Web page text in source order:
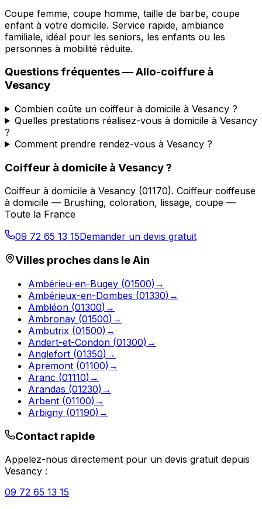
Coupe femme, coupe homme, taille de barbe, coupe
enfant à votre domicile. Service rapide, ambiance
familiale, idéal pour les seniors, les enfants ou les
personnes à mobilité réduite.
Questions fréquentes —Allo-coiffure à
Vesancy
Combien coûte un coiffeur à domicile à Vesancy ?
Quelles prestations réalisez-vous à domicile à Vesancy
?
Comment prendre rendez-vous à Vesancy ?
Coiffeur à domicile à Vesancy?
Coiffeur à domicile à Vesancy (01170). Coiffeur coiffeuse
à domicile — Brushing, coloration, lissage, coupe —
Toute la France
09 72 65 13 15Demander un devis gratuit
Villes proches dans leAin
Ambérieu-en-Bugey (01500) →
Ambérieux-en-Dombes (01330) →
Ambléon (01300) →
Ambronay (01500) →
Ambutrix (01500) →
Andert-et-Condon (01300) →
Anglefort (01350) →
Apremont (01100) →
Aranc (01110) →
Arandas (01230) →
Arbent (01100) →
Arbigny (01190) →
Contact rapide
Appelez-nous directement pour un devis gratuit depuis
Vesancy :
09 72 65 13 15